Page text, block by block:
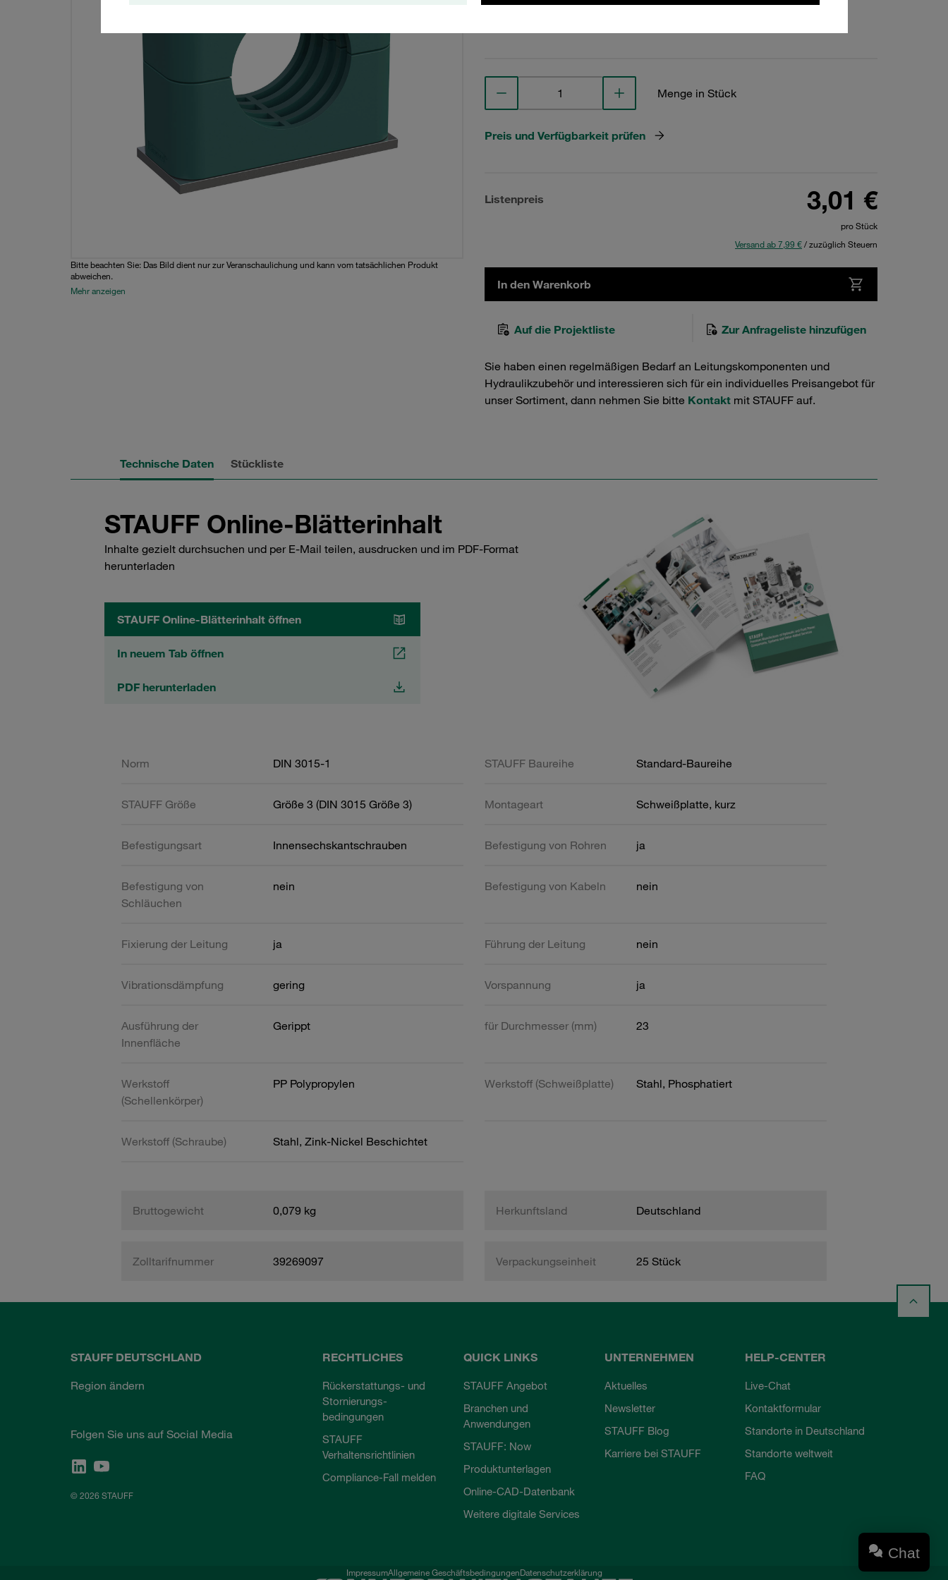
Bitte beachten Sie: Das Bild dient nur zur Veranschaulichung und kann vom tatsächlichen Produkt
abweichen.
Mehr anzeigen
Menge in Stück
Preis und Verfügbarkeit prüfen
Listenpreis 3,01 €
pro Stück
Versand ab 7,99 €/ zuzüglich Steuern
In den Warenkorb
Auf die Projektliste Zur Anfrageliste hinzufügen
Sie haben einen regelmäßigen Bedarf an Leitungskomponenten und
Hydraulikzubehör und interessieren sich für ein individuelles Preisangebot für
unser Sortiment, dann nehmen Sie bitte Kontakt mit STAUFF auf.
Technische Daten Stückliste
STAUFF Online-Blätterinhalt
Inhalte gezielt durchsuchen und per E-Mail teilen, ausdrucken und im PDF-Format
herunterladen
STAUFF Online-Blätterinhalt öffnen
In neuem Tab öffnen
PDF herunterladen
Norm DIN 3015-1 STAUFF Baureihe Standard-Baureihe
STAUFF Größe Größe 3 (DIN 3015 Größe 3) Montageart Schweißplatte, kurz
Befestigungsart Innensechskantschrauben Befestigung von Rohren ja
Befestigung von
Schläuchen
nein Befestigung von Kabeln nein
Fixierung der Leitung ja Führung der Leitung nein
Vibrationsdämpfung gering Vorspannung ja
Ausführung der
Innenfläche
Gerippt für Durchmesser (mm) 23
Werkstoff
(Schellenkörper)
PP Polypropylen Werkstoff (Schweißplatte) Stahl, Phosphatiert
Werkstoff (Schraube) Stahl, Zink-Nickel Beschichtet
Bruttogewicht 0,079 kg Herkunftsland Deutschland
Zolltarifnummer 39269097 Verpackungseinheit 25 Stück
STAUFF DEUTSCHLAND
Region ändern
Folgen Sie uns auf Social Media
© 2026 STAUFF
RECHTLICHES
Rückerstattungs- und
Stornierungs-
bedingungen
STAUFF
Verhaltensrichtlinien
Compliance-Fall melden
QUICK LINKS
STAUFF Angebot
Branchen und
Anwendungen
STAUFF: Now
Produktunterlagen
Online-CAD-Datenbank
Weitere digitale Services
UNTERNEHMEN
Aktuelles
Newsletter
STAUFF Blog
Karriere bei STAUFF
HELP-CENTER
Live-Chat
Kontaktformular
Standorte in Deutschland
Standorte weltweit
FAQ
ImpressumAllgemeine GeschäftsbedingungenDatenschutzerklärung
Chat